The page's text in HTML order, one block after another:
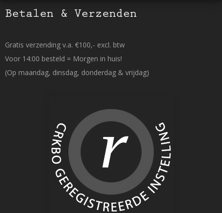
Betalen & Verzenden
Gratis verzending v.a. €100,- excl. btw
Voor 14:00 besteld = Morgen in huis!
(Op maandag, dinsdag, donderdag & vrijdag)